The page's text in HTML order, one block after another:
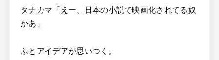
タナカマ「えー、日本の小説で映画化されてる奴
かあ」
ふとアイデアが思いつく。